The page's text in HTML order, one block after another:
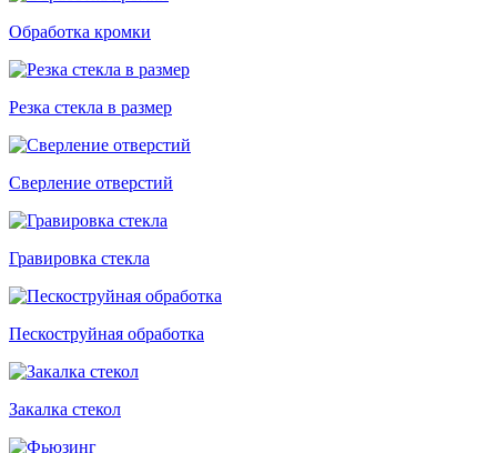
Обработка кромки
Резка стекла в размер
Сверление отверстий
Гравировка стекла
Пескоструйная обработка
Закалка стекол